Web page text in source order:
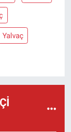
Yalvaç